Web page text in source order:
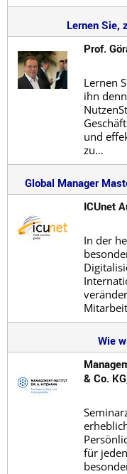
Lernen Sie,
Prof.
Lernen
ihn
und
zu…
Global Manager
ICUnet
In der
Wie
& Co.
für